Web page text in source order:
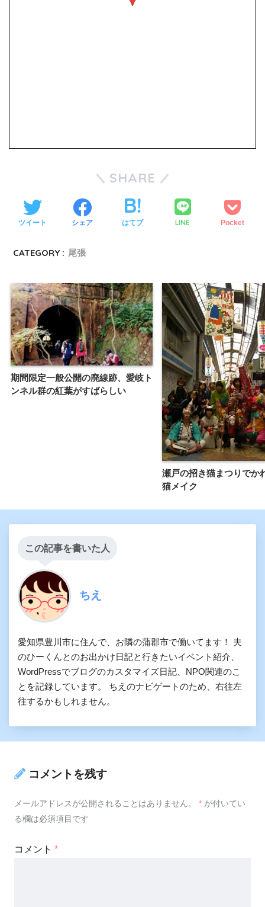
SHARE
ツイート シェア はてブ LINE Pocket
CATEGORY : 尾張
期間限定一般公開の廃線跡、愛岐ト
ンネル群の紅葉がすばらしい
瀬戸の招き猫まつりでか
猫メイク
この記事を書いた人
ちえ
愛知県豊川市に住んで、お隣の蒲郡市で働いてます！ 夫
のひーくんとのお出かけ日記と行きたいイベント紹介、
WordPressでブログのカスタマイズ日記、NPO関連のこ
とを記録しています。 ちえのナビゲートのため、右往左
往するかもしれません。
コメントを残す
メールアドレスが公開されることはありません。 * が付いてい
る欄は必須項目です
コメント *